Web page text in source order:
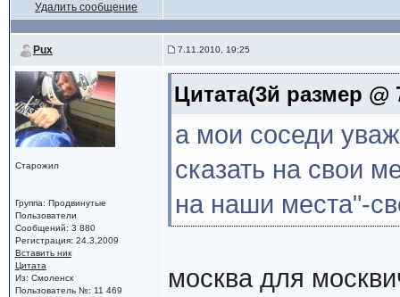
Удалить сообщение
Pux 7.11.2010, 19:25
Старожил
Группа: Продвинутые
Пользователи
Сообщений: 3 880
Регистрация: 24.3.2009
Вставить ник
Цитата
Из: Смоленск
Пользователь №: 11 469
Цитата(3й размер @
а мои соседи
сказать на свои
на наши места"-
москва для